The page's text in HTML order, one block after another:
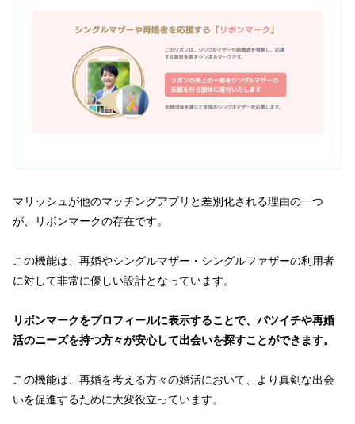
マリッシュが他のマッチングアプリと差別化される理由の一つ
が、リボンマークの存在です。
この機能は、再婚やシングルマザー・シングルファザーの利用者
に対して非常に優しい設計となっています。
リボンマークをプロフィールに表示することで、バツイチや再婚
活のニーズを持つ方々が安心して出会いを探すことができます。
この機能は、再婚を考える方々の婚活において、より真剣な出会
いを促進するために大変役立っています。